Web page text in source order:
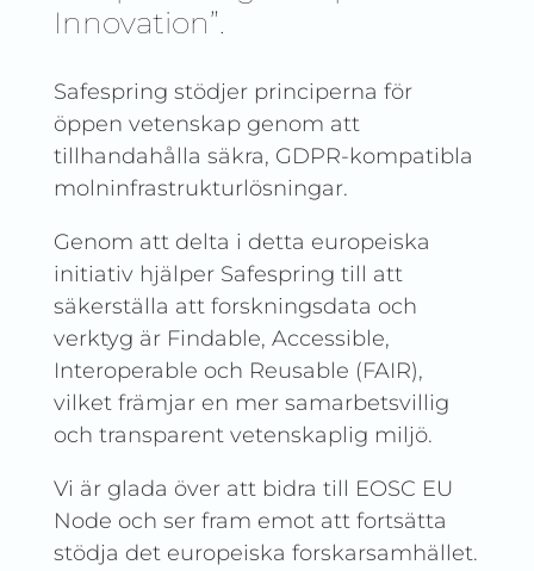
Innovation”.
Safespring stödjer principerna för
öppen vetenskap genom att
tillhandahålla säkra, GDPR-kompatibla
molninfrastrukturlösningar.
Genom att delta i detta europeiska
initiativ hjälper Safespring till att
säkerställa att forskningsdata och
verktyg är Findable, Accessible,
Interoperable och Reusable (FAIR),
vilket främjar en mer samarbetsvillig
och transparent vetenskaplig miljö.
Vi är glada över att bidra till EOSC EU
Node och ser fram emot att fortsätta
stödja det europeiska forskarsamhället.